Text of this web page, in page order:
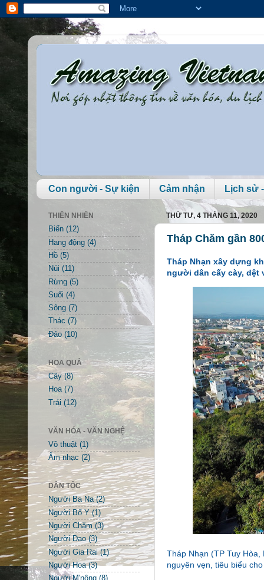
Con người - Sự kiện Cảm nhận Lịch sử
THỨ TƯ, 4 THÁNG 11, 2020
Tháp Chăm gần
Tháp Nhạn xây dựng
người dân cấy cày, dệt
Tháp Nhạn (TP Tuy
nguyên vẹn, tiêu biểu
THIÊN NHIÊN
Biển (12)
Hang động (4)
Hồ (5)
Núi (11)
Rừng (5)
Suối (4)
Sông (7)
Thác (7)
Đảo (10)
HOA QUẢ
Cây (8)
Hoa (7)
Trái (12)
VĂN HÓA - VĂN NGHỆ
Võ thuật (1)
Âm nhạc (2)
DÂN TỘC
Người Ba Na (2)
Người Bố Y (1)
Người Chăm (3)
Người Dao (3)
Người Gia Rai (1)
Người Hoa (3)
Người M'nông (8)